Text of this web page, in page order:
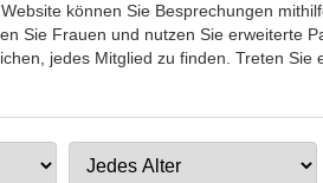
können Sie Besprechungen
Sie Frauen und nutzen Sie erweiterte
jedes Mitglied zu finden. Treten